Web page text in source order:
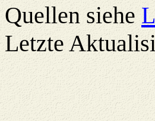
Quellen siehe
Letzte